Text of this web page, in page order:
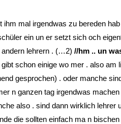
ihm mal irgendwas zu bereden
ein un er setzt sich och
lehrern . (…2) //hm .. un
schon einige wo mer . also am
gesprochen) . oder manche
n ganzen tag irgendwas
also . sind dann wirklich lehrer
die sollten einfach ma n